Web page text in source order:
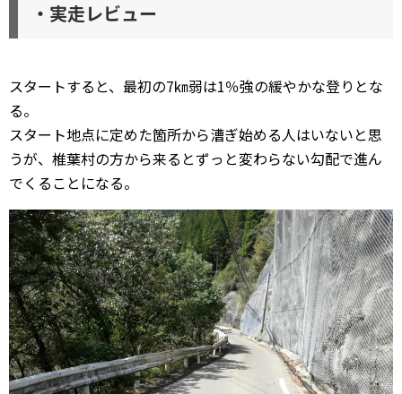
・実走レビュー
スタートすると、最初の7㎞弱は1％強の緩やかな登りとな
る。
スタート地点に定めた箇所から漕ぎ始める人はいないと思
うが、椎葉村の方から来るとずっと変わらない勾配で進ん
でくることになる。